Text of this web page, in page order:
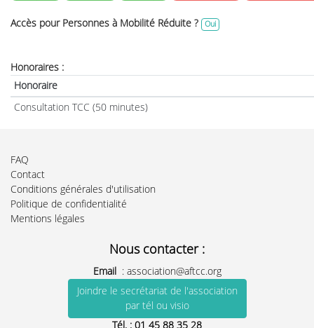
Accès pour Personnes à Mobilité Réduite ? Oui
Honoraires :
Honoraire
Consultation TCC (50 minutes)
FAQ
Contact
Conditions générales d'utilisation
Politique de confidentialité
Mentions légales
Nous contacter :
Email : association@aftcc.org
Joindre le secrétariat de l'association
par tél ou visio
Tél. : 01 45 88 35 28